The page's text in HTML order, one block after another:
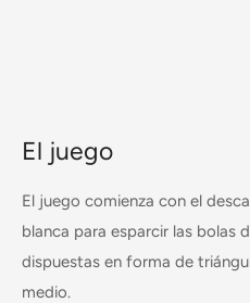
El juego
El juego comienza con el
blanca para esparcir las bolas
dispuestas en forma de
medio.